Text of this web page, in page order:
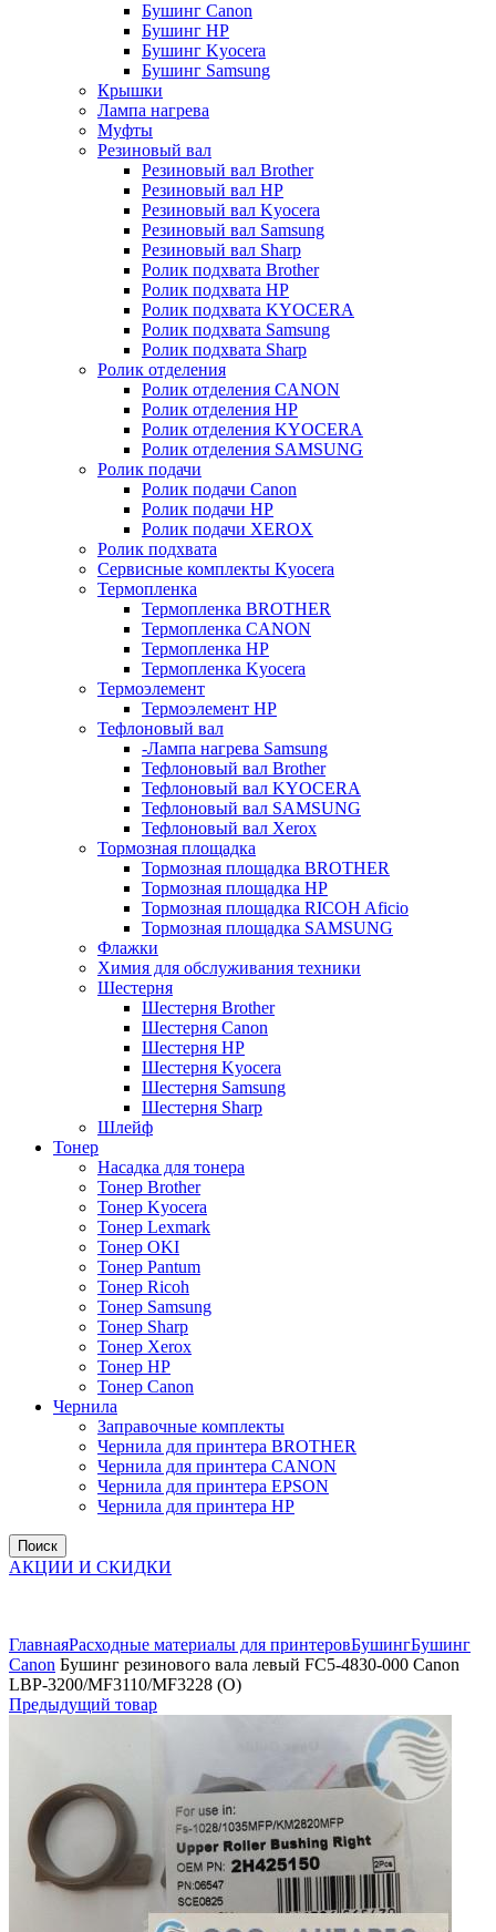
Бушинг Canon
Бушинг HP
Бушинг Kyocera
Бушинг Samsung
Крышки
Лампа нагрева
Муфты
Резиновый вал
Резиновый вал Brother
Резиновый вал HP
Резиновый вал Kyocera
Резиновый вал Samsung
Резиновый вал Sharp
Ролик подхвата Brother
Ролик подхвата HP
Ролик подхвата KYOCERA
Ролик подхвата Samsung
Ролик подхвата Sharp
Ролик отделения
Ролик отделения CANON
Ролик отделения HP
Ролик отделения KYOCERA
Ролик отделения SAMSUNG
Ролик подачи
Ролик подачи Canon
Ролик подачи HP
Ролик подачи XEROX
Ролик подхвата
Сервисные комплекты Kyocera
Термопленка
Термопленка BROTHER
Термопленка CANON
Термопленка HP
Термопленка Kyocera
Термоэлемент
Термоэлемент НР
Тефлоновый вал
-Лампа нагрева Samsung
Тефлоновый вал Brother
Тефлоновый вал KYOCERA
Тефлоновый вал SAMSUNG
Тефлоновый вал Xerox
Тормозная площадка
Тормозная площадка BROTHER
Тормозная площадка HP
Тормозная площадка RICOH Aficio
Тормозная площадка SAMSUNG
Флажки
Химия для обслуживания техники
Шестерня
Шестерня Brother
Шестерня Canon
Шестерня HP
Шестерня Kyocera
Шестерня Samsung
Шестерня Sharp
Шлейф
Тонер
Насадка для тонера
Тонер Brother
Тонер Kyocera
Тонер Lexmark
Тонер OKI
Тонер Pantum
Тонер Ricoh
Тонер Samsung
Тонер Sharp
Тонер Xerox
Тонер НР
Тонер Саnon
Чернила
Заправочные комплекты
Чернила для принтера BROTHER
Чернила для принтера CANON
Чернила для принтера EPSON
Чернила для принтера HP
Поиск
АКЦИИ И СКИДКИ
ГлавнаяРасходные материалы для принтеровБушингБушинг
Canon Бушинг резинового вала левый FC5-4830-000 Canon
LBP-3200/MF3110/MF3228 (O)
Предыдущий товар